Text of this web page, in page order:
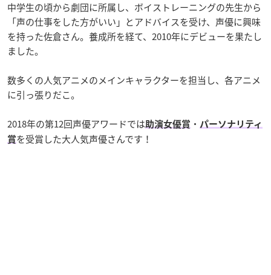
中学生の頃から劇団に所属し、ボイストレーニングの先生から
「声の仕事をした方がいい」とアドバイスを受け、声優に興味
を持った佐倉さん。養成所を経て、2010年にデビューを果たし
ました。
数多くの人気アニメのメインキャラクターを担当し、各アニメ
に引っ張りだこ。
2018年の第12回声優アワードでは助演女優賞 ・ パーソナリティ
賞を受賞した大人気声優さんです！